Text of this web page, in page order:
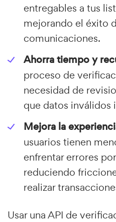
entregables a tus
mejorando el éxito
comunicaciones.
Ahorra tiempo y
proceso de
necesidad de
que datos inválidos
Mejora la
usuarios tienen
enfrentar errores
reduciendo
realizar
Usar una API de